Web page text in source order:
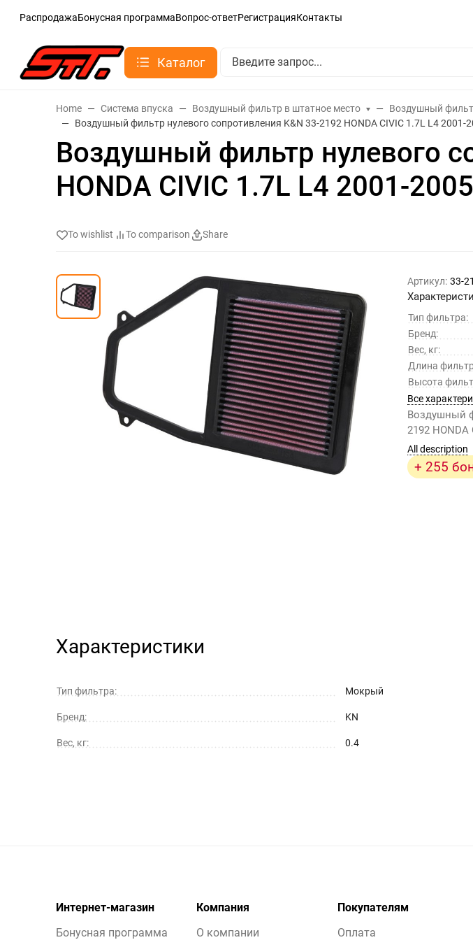
РаспродажаБонусная программаВопрос-ответРегистрацияКонтакты
Каталог
Home Система впуска Воздушный фильтр в штатное место
Воздушный
Воздушный фильтр нулевого сопротивления K&N 33-2192 HONDA CIVIC 1.7L L4 2001-
Воздушный фильтр нулевого
HONDA CIVIC 1.7L L4 2001-2005
To wishlist To comparison Share
Артикул: 33-
Тип фильтра:
Бренд:
Вес, кг:
Длина
Высота
Все
Воздушный
2192 HONDA
All description
+ 255
Характеристики
Тип фильтра: Мокрый
Бренд: KN
Вес, кг: 0.4
Интернет-магазин
Бонусная программа
Компания
О компании
Покупателям
Оплата